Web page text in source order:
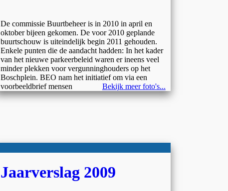
De commissie Buurtbeheer is in 2010 in april en
oktober bijeen gekomen. De voor 2010 geplande
buurtschouw is uiteindelijk begin 2011 gehouden.
Enkele punten die de aandacht hadden: In het kader
van het nieuwe parkeerbeleid waren er ineens veel
minder plekken voor vergunninghouders op het
Boschplein. BEO nam het initiatief om via een
voorbeeldbrief mensen
Bekijk meer foto's...
Jaarverslag 2009